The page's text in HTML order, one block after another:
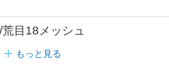
目18メッシュ
もっと見る